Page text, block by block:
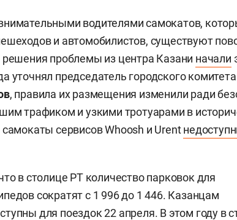
водителями самокатов,
и автомобилистов, существуют
проблемы из центра Казани начали
уточнял председатель городского
, правила их размещения изменили ради
трафиком и узкими тротуарами в
сервисов Whoosh и Urent
в столице РТ количество парковок для
сократят с 1 996 до 1 446. Казанцам
для поездок 22 апреля. В этом году в